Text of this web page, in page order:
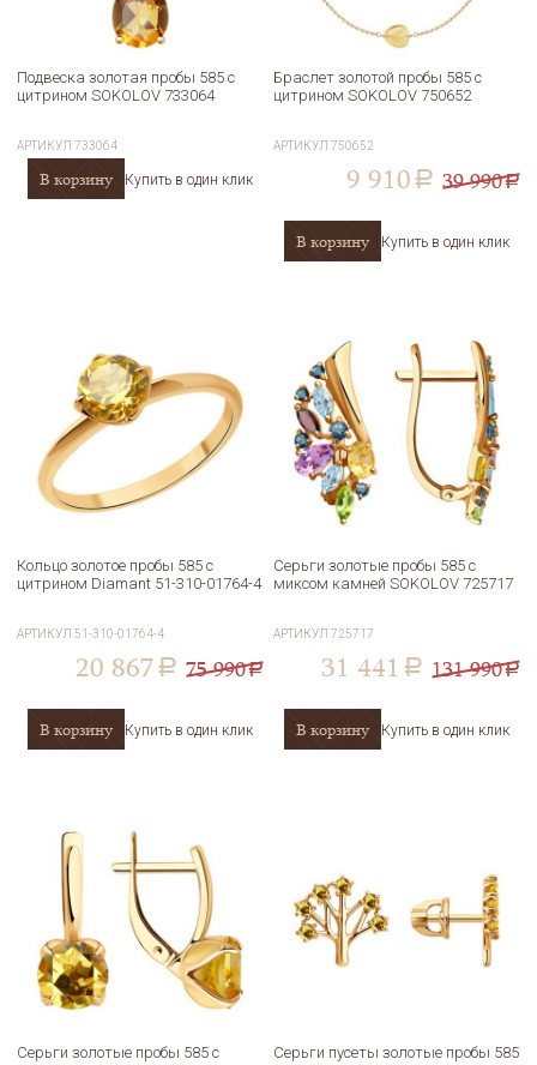
Подвеска золотая пробы 585 с
цитрином SOKOLOV 733064
АРТИКУЛ733064
В корзину Купить в один клик
Браслет золотой пробы 585 с
цитрином SOKOLOV 750652
АРТИКУЛ750652
9 910 a 39 990a
В корзину Купить в один клик
Кольцо золотое пробы 585 с
цитрином Diamant 51-310-01764-4
АРТИКУЛ51-310-01764-4
20 867 a 75 990a
В корзину Купить в один клик
Серьги золотые пробы 585 с
миксом камней SOKOLOV 725717
АРТИКУЛ725717
31 441 a 131 990a
В корзину Купить в один клик
Серьги золотые пробы 585 с
Серьги пусеты золотые пробы 585